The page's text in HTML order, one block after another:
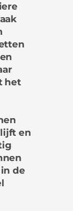
het
en
de